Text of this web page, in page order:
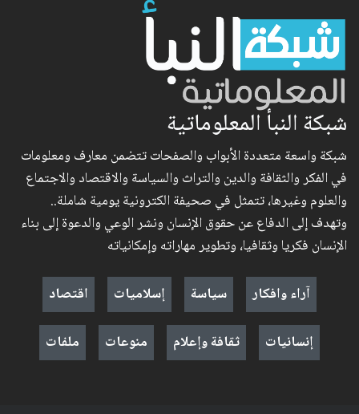
شبكة النبأ المعلوماتية
شبكة واسعة متعددة الأبواب والصفحات تتضمن معارف ومعلومات
في الفكر والثقافة والدين والتراث والسياسة والاقتصاد والاجتماع
والعلوم وغيرها، تتمثل في صحيفة الكترونية يومية شاملة..
وتهدف إلى الدفاع عن حقوق الإنسان ونشر الوعي والدعوة إلى بناء
الإنسان فكريا وثقافيا، وتطوير مهاراته وإمكانياته
آراء وافكار
سياسة إسلاميات
اقتصاد
إنسانيات
ثقافة وإعلام منوعات ملفات